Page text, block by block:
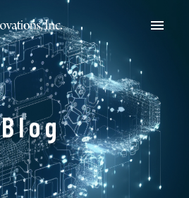
Menu
Blog